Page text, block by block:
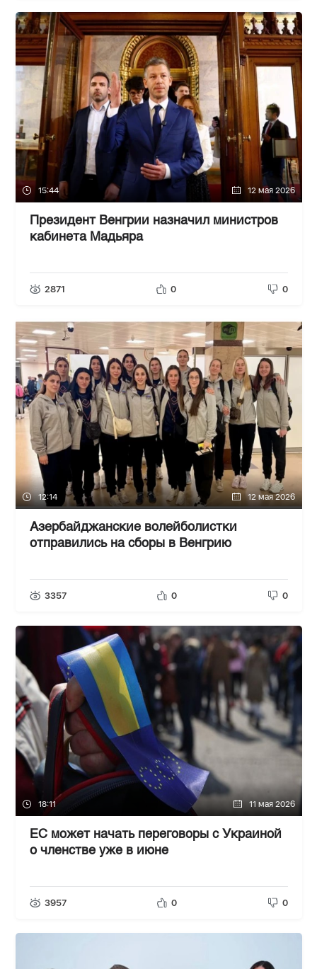
15:44 12 мая 2026
Президент Венгрии назначил министров
кабинета Мадьяра
2871 0 0
12:14 12 мая 2026
Азербайджанские волейболистки
отправились на сборы в Венгрию
3357 0 0
18:11 11 мая 2026
ЕС может начать переговоры с Украиной
о членстве уже в июне
3957 0 0